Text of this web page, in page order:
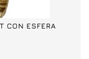
CON ESFERA